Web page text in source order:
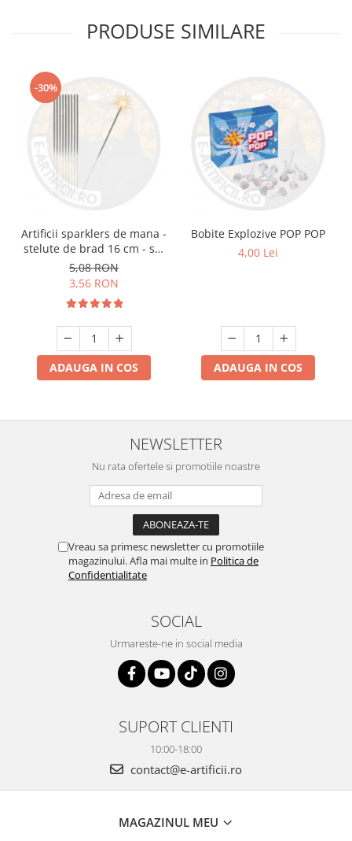
PRODUSE SIMILARE
-30%
Artificii sparklers de mana -
stelute de brad 16 cm - set
10 buc
5,08 RON
3,56 RON
ADAUGA IN COS
Bobite Explozive POP POP
4,00 Lei
ADAUGA IN COS
NEWSLETTER
Nu rata ofertele si promotiile noastre
Vreau sa primesc newsletter cu promotiile
magazinului. Afla mai multe in Politica de
Confidentialitate
SOCIAL
Urmareste-ne in social media
SUPORT CLIENTI
10:00-18:00
contact@e-artificii.ro
MAGAZINUL MEU